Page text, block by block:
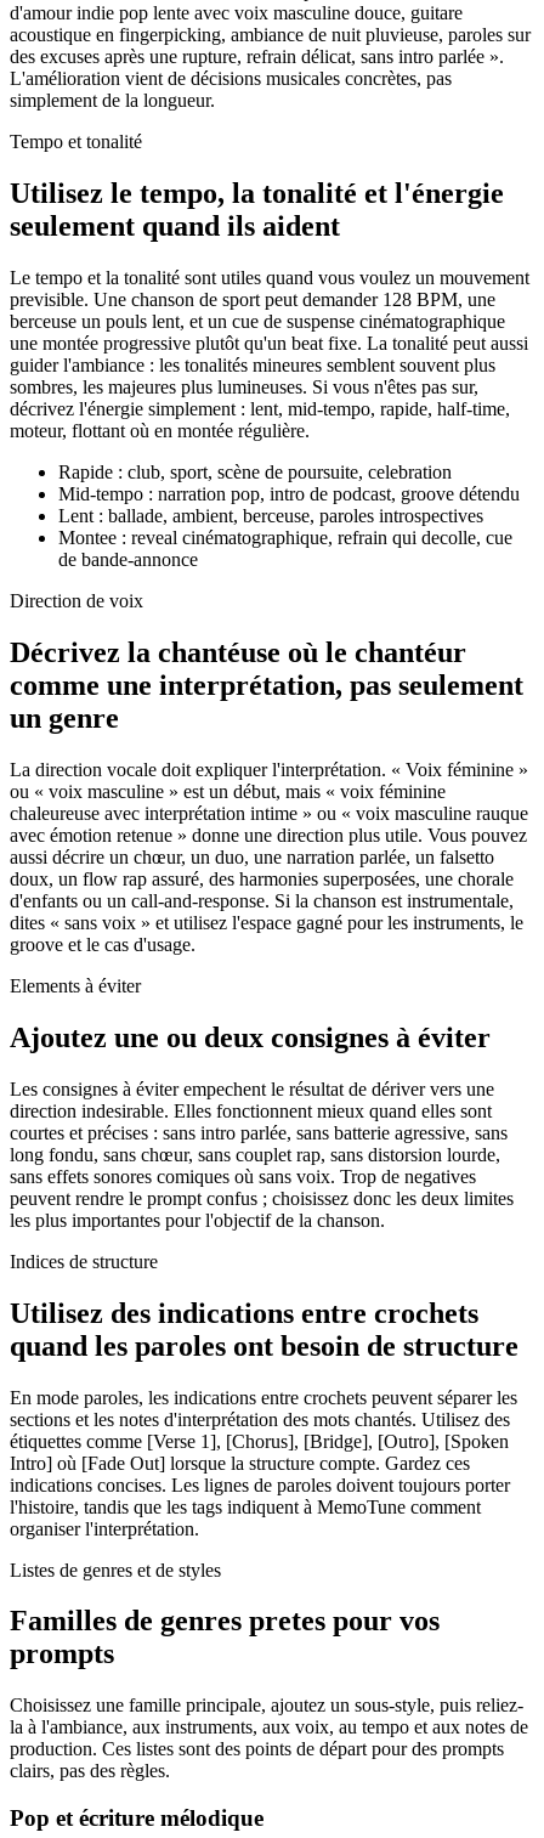
d'amour indie pop lente avec voix masculine douce, guitare
acoustique en fingerpicking, ambiance de nuit pluvieuse, paroles sur
des excuses après une rupture, refrain délicat, sans intro parlée ».
L'amélioration vient de décisions musicales concrètes, pas
simplement de la longueur.
Tempo et tonalité
Utilisez le tempo, la tonalité et l'énergie
seulement quand ils aident
Le tempo et la tonalité sont utiles quand vous voulez un mouvement
previsible. Une chanson de sport peut demander 128 BPM, une
berceuse un pouls lent, et un cue de suspense cinématographique
une montée progressive plutôt qu'un beat fixe. La tonalité peut aussi
guider l'ambiance : les tonalités mineures semblent souvent plus
sombres, les majeures plus lumineuses. Si vous n'êtes pas sur,
décrivez l'énergie simplement : lent, mid-tempo, rapide, half-time,
moteur, flottant où en montée régulière.
Rapide : club, sport, scène de poursuite, celebration
Mid-tempo : narration pop, intro de podcast, groove détendu
Lent : ballade, ambient, berceuse, paroles introspectives
Montee : reveal cinématographique, refrain qui decolle, cue
de bande-annonce
Direction de voix
Décrivez la chantéuse où le chantéur
comme une interprétation, pas seulement
un genre
La direction vocale doit expliquer l'interprétation. « Voix féminine »
ou « voix masculine » est un début, mais « voix féminine
chaleureuse avec interprétation intime » ou « voix masculine rauque
avec émotion retenue » donne une direction plus utile. Vous pouvez
aussi décrire un chœur, un duo, une narration parlée, un falsetto
doux, un flow rap assuré, des harmonies superposées, une chorale
d'enfants ou un call-and-response. Si la chanson est instrumentale,
dites « sans voix » et utilisez l'espace gagné pour les instruments, le
groove et le cas d'usage.
Elements à éviter
Ajoutez une ou deux consignes à éviter
Les consignes à éviter empechent le résultat de dériver vers une
direction indesirable. Elles fonctionnent mieux quand elles sont
courtes et précises : sans intro parlée, sans batterie agressive, sans
long fondu, sans chœur, sans couplet rap, sans distorsion lourde,
sans effets sonores comiques où sans voix. Trop de negatives
peuvent rendre le prompt confus ; choisissez donc les deux limites
les plus importantes pour l'objectif de la chanson.
Indices de structure
Utilisez des indications entre crochets
quand les paroles ont besoin de structure
En mode paroles, les indications entre crochets peuvent séparer les
sections et les notes d'interprétation des mots chantés. Utilisez des
étiquettes comme [Verse 1], [Chorus], [Bridge], [Outro], [Spoken
Intro] où [Fade Out] lorsque la structure compte. Gardez ces
indications concises. Les lignes de paroles doivent toujours porter
l'histoire, tandis que les tags indiquent à MemoTune comment
organiser l'interprétation.
Listes de genres et de styles
Familles de genres pretes pour vos
prompts
Choisissez une famille principale, ajoutez un sous-style, puis reliez-
la à l'ambiance, aux instruments, aux voix, au tempo et aux notes de
production. Ces listes sont des points de départ pour des prompts
clairs, pas des règles.
Pop et écriture mélodique